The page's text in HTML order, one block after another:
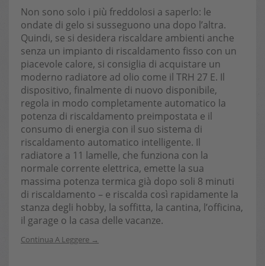
Non sono solo i più freddolosi a saperlo: le
ondate di gelo si susseguono una dopo l’altra.
Quindi, se si desidera riscaldare ambienti anche
senza un impianto di riscaldamento fisso con un
piacevole calore, si consiglia di acquistare un
moderno radiatore ad olio come il TRH 27 E. Il
dispositivo, finalmente di nuovo disponibile,
regola in modo completamente automatico la
potenza di riscaldamento preimpostata e il
consumo di energia con il suo sistema di
riscaldamento automatico intelligente. Il
radiatore a 11 lamelle, che funziona con la
normale corrente elettrica, emette la sua
massima potenza termica già dopo soli 8 minuti
di riscaldamento – e riscalda così rapidamente la
stanza degli hobby, la soffitta, la cantina, l’officina,
il garage o la casa delle vacanze.
Continua A Leggere